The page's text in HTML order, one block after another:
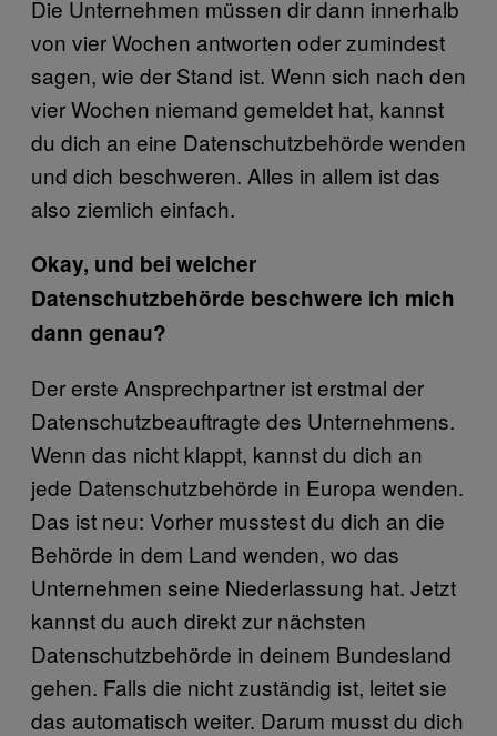
Die Unternehmen müssen dir dann innerhalb
von vier Wochen antworten oder zumindest
sagen, wie der Stand ist. Wenn sich nach den
vier Wochen niemand gemeldet hat, kannst
du dich an eine Datenschutzbehörde wenden
und dich beschweren. Alles in allem ist das
also ziemlich einfach.
Okay, und bei welcher
Datenschutzbehörde beschwere ich mich
dann genau?
Der erste Ansprechpartner ist erstmal der
Datenschutzbeauftragte des Unternehmens.
Wenn das nicht klappt, kannst du dich an
jede Datenschutzbehörde in Europa wenden.
Das ist neu: Vorher musstest du dich an die
Behörde in dem Land wenden, wo das
Unternehmen seine Niederlassung hat. Jetzt
kannst du auch direkt zur nächsten
Datenschutzbehörde in deinem Bundesland
gehen. Falls die nicht zuständig ist, leitet sie
das automatisch weiter. Darum musst du dich